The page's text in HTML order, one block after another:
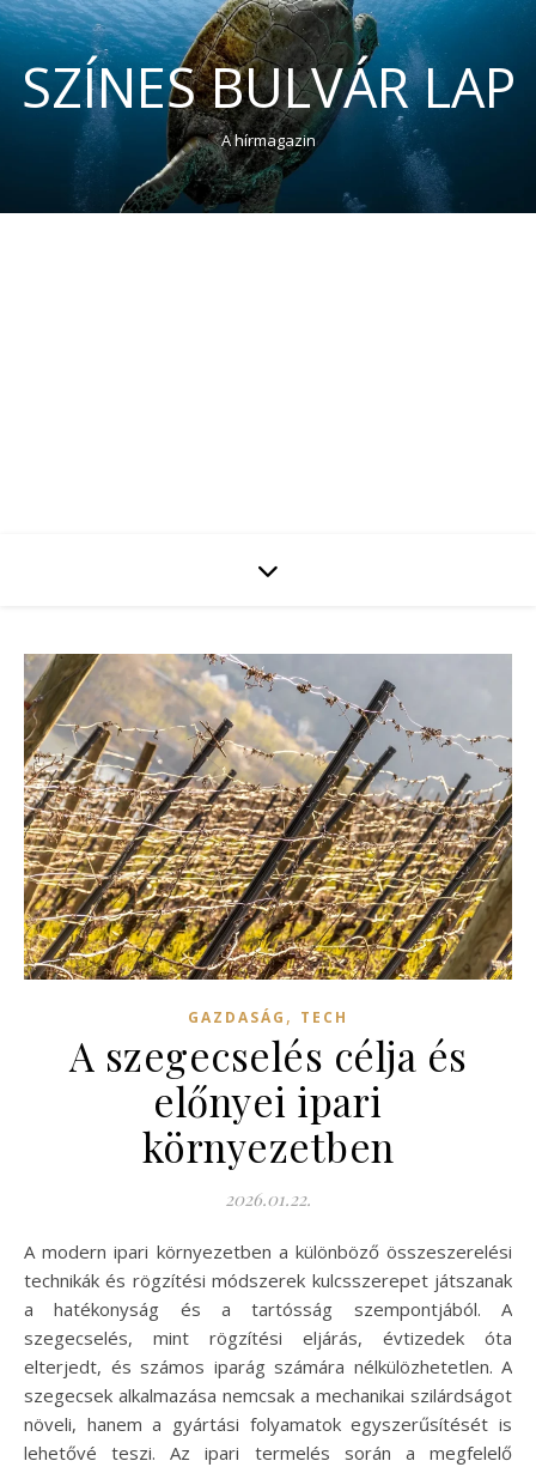
SZÍNES BULVÁR LAP
A hírmagazin
GAZDASÁG , TECH
A szegecselés célja és
előnyei ipari
környezetben
2026.01.22.
A modern ipari környezetben a különböző összeszerelési
technikák és rögzítési módszerek kulcsszerepet játszanak
a hatékonyság és a tartósság szempontjából. A
szegecselés, mint rögzítési eljárás, évtizedek óta
elterjedt, és számos iparág számára nélkülözhetetlen. A
szegecsek alkalmazása nemcsak a mechanikai szilárdságot
növeli, hanem a gyártási folyamatok egyszerűsítését is
lehetővé teszi. Az ipari termelés során a megfelelő